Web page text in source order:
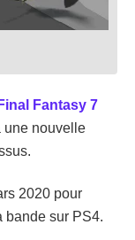
Final Fantasy 7
une nouvelle
2020 pour
bande sur PS4.